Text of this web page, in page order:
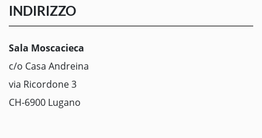
INDIRIZZO
Sala Moscacieca
c/o Casa Andreina
via Ricordone 3
CH-6900 Lugano